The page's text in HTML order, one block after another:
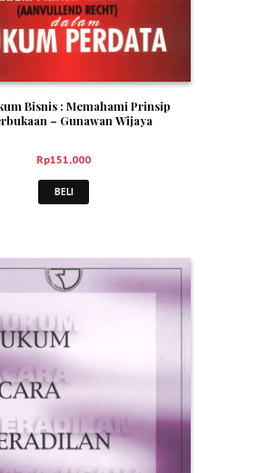
Bisnis : Memahami Prinsip
– Gunawan Wijaya
Rp151,000
BELI